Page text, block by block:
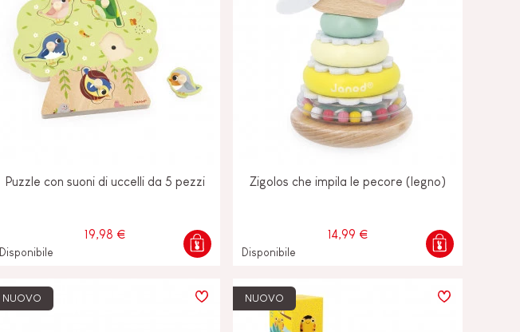
Puzzle con suoni di uccelli da 5 pezzi
19,98 €
Disponibile
Zigolos che impila le pecore (legno)
14,99 €
Disponibile
NUOVO NUOVO